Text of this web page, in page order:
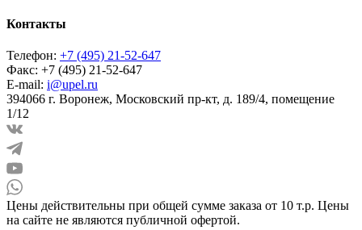
Контакты
Телефон: +7 (495) 21-52-647
Факс: +7 (495) 21-52-647
E-mail: i@upel.ru
394066 г. Воронеж, Московский пр-кт, д. 189/4, помещение
1/12
Цены действительны при общей сумме заказа от 10 т.р. Цены
на сайте не являются публичной офертой.